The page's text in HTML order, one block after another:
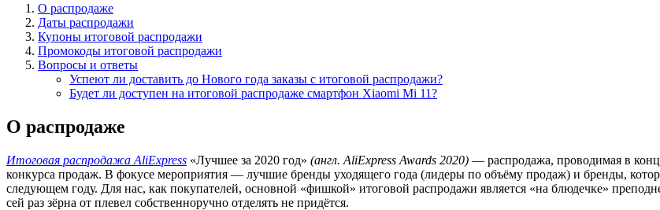
О распродаже
Даты распродажи
Купоны итоговой распродажи
Промокоды итоговой распродажи
Вопросы и ответы
Успеют ли доставить до Нового года заказы с итоговой распродажи?
Будет ли доступен на итоговой распродаже смартфон Xiaomi Mi 11?
О распродаже
Итоговая распродажа AliExpress «Лучшее за 2020 год» (англ. AliExpress Awards 2020) — распродажа, проводимая в
конкурса продаж. В фокусе мероприятия — лучшие бренды уходящего года (лидеры по объёму продаж) и бренды,
следующем году. Для нас, как покупателей, основной «фишкой» итоговой распродажи является «на блюдечке»
сей раз зёрна от плевел собственноручно отделять не придётся.